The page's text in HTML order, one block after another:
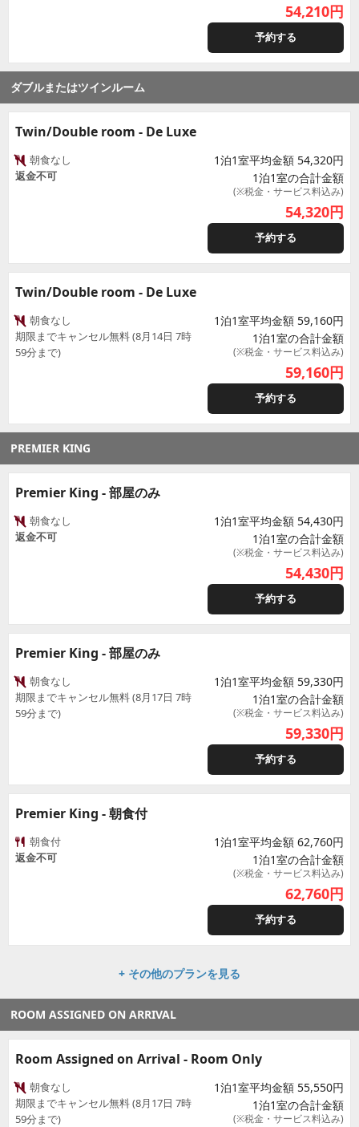
54,210円
予約する
ダブルまたはツインルーム
Twin/Double room - De Luxe
朝食なし
返金不可
1泊1室平均金額 54,320円
1泊1室の合計金額
(※税金・サービス料込み)
54,320円
予約する
Twin/Double room - De Luxe
朝食なし
期限までキャンセル無料 (8月14日 7時
59分まで)
1泊1室平均金額 59,160円
1泊1室の合計金額
(※税金・サービス料込み)
59,160円
予約する
PREMIER KING
Premier King - 部屋のみ
朝食なし
返金不可
1泊1室平均金額 54,430円
1泊1室の合計金額
(※税金・サービス料込み)
54,430円
予約する
Premier King - 部屋のみ
朝食なし
期限までキャンセル無料 (8月17日 7時
59分まで)
1泊1室平均金額 59,330円
1泊1室の合計金額
(※税金・サービス料込み)
59,330円
予約する
Premier King - 朝食付
朝食付
返金不可
1泊1室平均金額 62,760円
1泊1室の合計金額
(※税金・サービス料込み)
62,760円
予約する
+ その他のプランを見る
ROOM ASSIGNED ON ARRIVAL
Room Assigned on Arrival - Room Only
朝食なし
期限までキャンセル無料 (8月17日 7時
59分まで)
1泊1室平均金額 55,550円
1泊1室の合計金額
(※税金・サービス料込み)